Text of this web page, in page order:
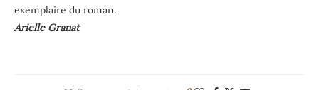
exemplaire du roman.
Arielle Granat